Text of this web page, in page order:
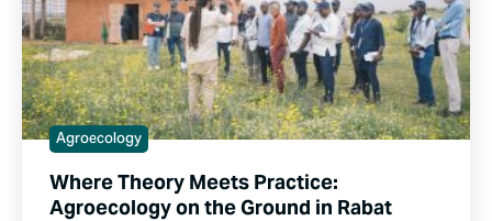
Agroecology
Where Theory Meets Practice:
Agroecology on the Ground in Rabat